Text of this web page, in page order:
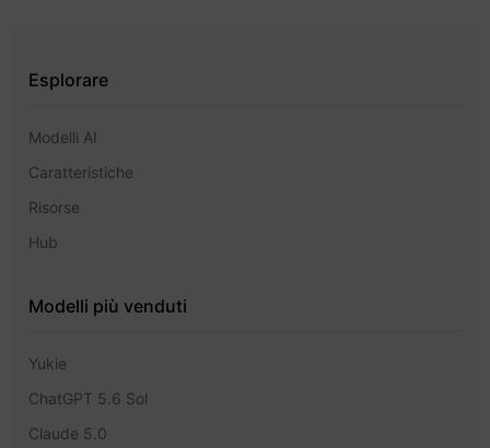
Esplorare
Modelli AI
Caratteristiche
Risorse
Hub
Modelli più venduti
Yukie
ChatGPT 5.6 Sol
Claude 5.0